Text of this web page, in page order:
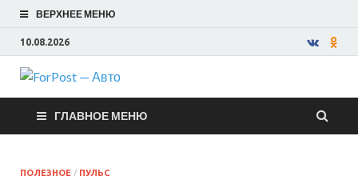
ВЕРХНЕЕ МЕНЮ
10.08.2026
ForPost —
Авто
ГЛАВНОЕ МЕНЮ
ПОЛЕЗНОЕ / ПУЛЬС